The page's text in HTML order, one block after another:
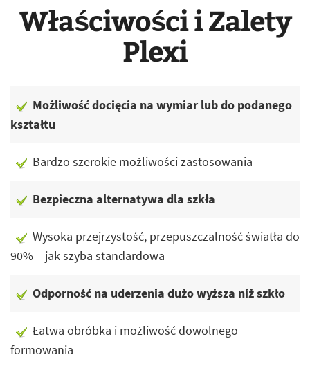
Właściwości i Zalety
Plexi
Możliwość docięcia na wymiar lub do podanego
kształtu
Bardzo szerokie możliwości zastosowania
Bezpieczna alternatywa dla szkła
Wysoka przejrzystość, przepuszczalność światła do
90% – jak szyba standardowa
Odporność na uderzenia dużo wyższa niż szkło
Łatwa obróbka i możliwość dowolnego
formowania